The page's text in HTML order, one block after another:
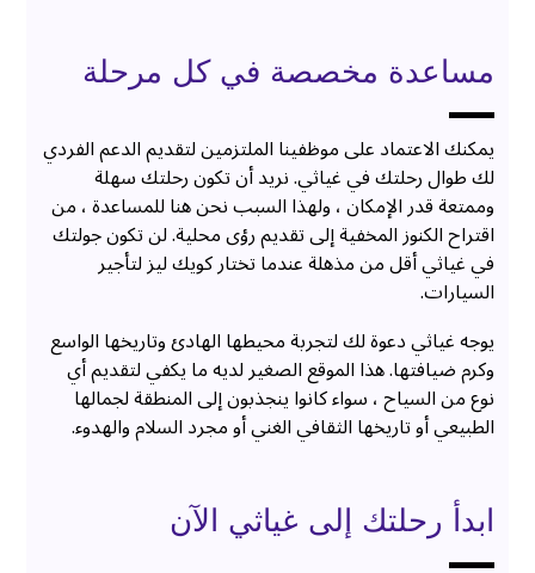
مساعدة مخصصة في كل مرحلة
يمكنك الاعتماد على موظفينا الملتزمين لتقديم الدعم الفردي
لك طوال رحلتك في غياثي. نريد أن تكون رحلتك سهلة
وممتعة قدر الإمكان ، ولهذا السبب نحن هنا للمساعدة ، من
اقتراح الكنوز المخفية إلى تقديم رؤى محلية. لن تكون جولتك
في غياثي أقل من مذهلة عندما تختار كويك ليز لتأجير
السيارات.
يوجه غياثي دعوة لك لتجربة محيطها الهادئ وتاريخها الواسع
وكرم ضيافتها. هذا الموقع الصغير لديه ما يكفي لتقديم أي
نوع من السياح ، سواء كانوا ينجذبون إلى المنطقة لجمالها
الطبيعي أو تاريخها الثقافي الغني أو مجرد السلام والهدوء.
ابدأ رحلتك إلى غياثي الآن